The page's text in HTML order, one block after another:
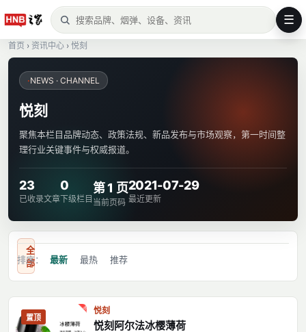
☰
首页 › 资讯中心 › 悦刻
·NEWS · CHANNEL
悦刻
聚焦本栏目品牌动态、政策法规、新品发布与市场观察，第一时间整
理行业关键事件与权威报道。
23
已收录文章
0
下级栏目
第 1 页
当前页码
2021-07-29
最近更新
全
部
排序： 最新 最热 推荐
置顶
悦刻
悦刻阿尔法冰樱薄荷